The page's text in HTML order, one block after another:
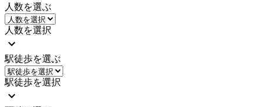
人数を選ぶ
人数を選択
駅徒歩を選ぶ
駅徒歩を選択